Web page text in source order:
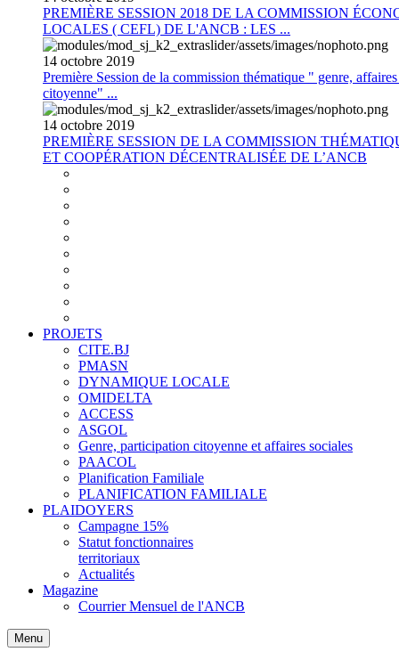
PREMIÈRE SESSION 2018 DE LA COMMISSION
LOCALES ( CEFL) DE L'ANCB : LES ...
14 octobre 2019
Première Session de la commission thématique " genre,
citoyenne" ...
14 octobre 2019
PREMIÈRE SESSION DE LA COMMISSION
ET COOPÉRATION DÉCENTRALISÉE DE L’ANCB
PROJETS
CITE.BJ
PMASN
DYNAMIQUE LOCALE
OMIDELTA
ACCESS
ASGOL
Genre, participation citoyenne et affaires sociales
PAACOL
Planification Familiale
PLANIFICATION FAMILIALE
PLAIDOYERS
Campagne 15%
Statut fonctionnaires
territoriaux
Actualités
Magazine
Courrier Mensuel de l'ANCB
Menu